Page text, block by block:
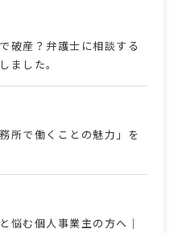
破産？弁護士に相談する
ました。
所で働くことの魅力」を
悩む個人事業主の方へ｜